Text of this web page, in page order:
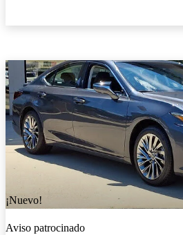
¡Nuevo!
Aviso patrocinado